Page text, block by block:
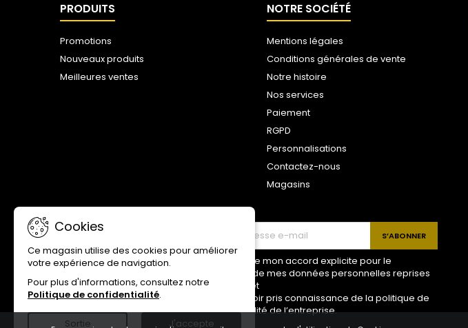
PRODUITS
Promotions
Nouveaux produits
Meilleures ventes
NOTRE SOCIÉTÉ
Mentions légales
Conditions générales de vente
Notre histoire
Nos services
Paiement
RGPD
Personnalisations
Contactez-nous
Magasins
Cookies
Ce magasin utilise des cookies pour améliorer
votre expérience de navigation.
Pour plus d'informations, consultez notre
Politique de confidentialité.
Sortie J'accepte
LETTRE D'INFORMATIONS
Je donne mon accord explicite pour le
traitement de mes données personnelles reprises
ci-dessus et
déclare avoir pris connaissance de la politique de
confidentialité de l’entreprise.